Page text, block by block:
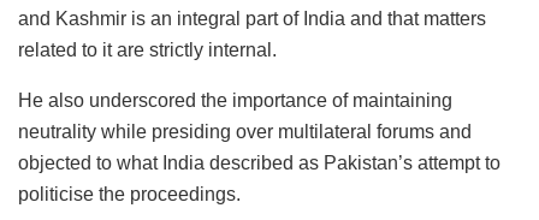
and Kashmir is an integral part of India and that matters
related to it are strictly internal.
He also underscored the importance of maintaining
neutrality while presiding over multilateral forums and
objected to what India described as Pakistan’s attempt to
politicise the proceedings.